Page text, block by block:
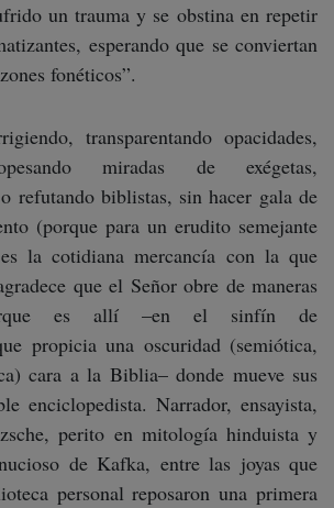
un trauma y se obstina en repetir
esperando que se conviertan
fonéticos”.
transparentando opacidades,
miradas de exégetas,
refutando biblistas, sin hacer gala de
(porque para un erudito semejante
la cotidiana mercancía con la que
que el Señor obre de maneras
es allí –en el sinfín de
propicia una oscuridad (semiótica,
cara a la Biblia– donde mueve sus
enciclopedista. Narrador, ensayista,
perito en mitología hinduista y
de Kafka, entre las joyas que
personal reposaron una primera